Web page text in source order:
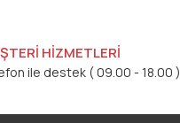
HİZMETLERİ
ile destek ( 09.00 - 18.00 )